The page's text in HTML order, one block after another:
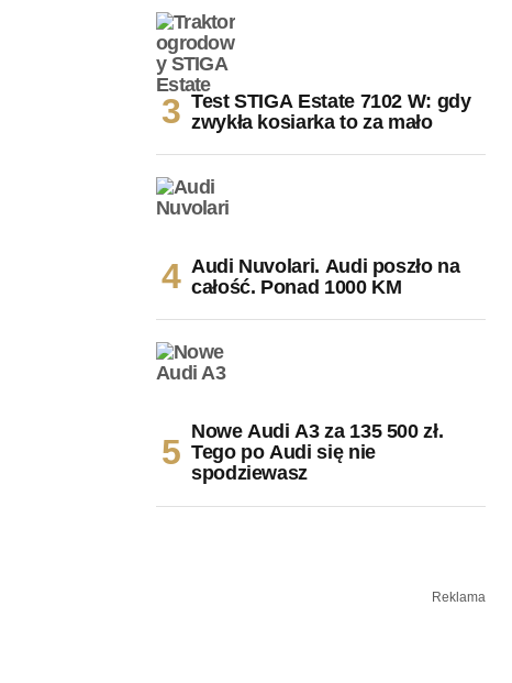
Test STIGA Estate 7102 W: gdy
zwykła kosiarka to za mało
Audi Nuvolari. Audi poszło na
całość. Ponad 1000 KM
Nowe Audi A3 za 135 500 zł.
Tego po Audi się nie
spodziewasz
Reklama